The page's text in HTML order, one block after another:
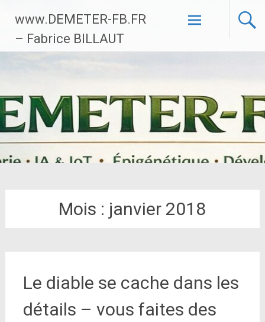
contenu
principal
www.DEMETER-FB.FR
– Fabrice BILLAUT
Mois : janvier 2018
Le diable se cache dans les
détails – vous faites des